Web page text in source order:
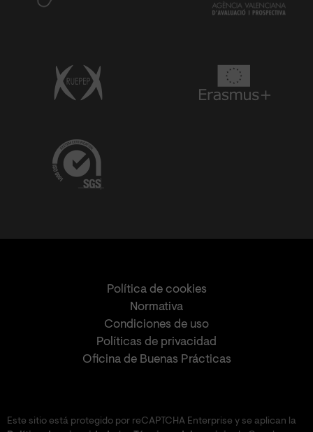
Política de cookies
Normativa
Condiciones de uso
Políticas de privacidad
Oficina de Buenas Prácticas
Este sitio está protegido por reCAPTCHA Enterprise y se aplican la